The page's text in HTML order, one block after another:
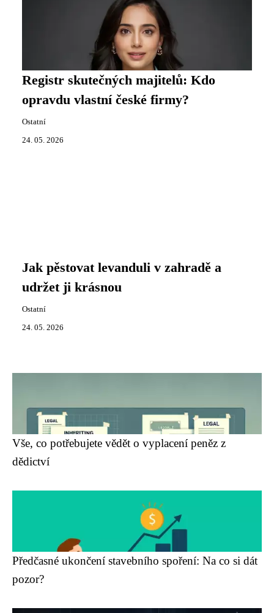
Registr skutečných majitelů: Kdo
opravdu vlastní české firmy?
Ostatní
24. 05. 2026
Jak pěstovat levanduli v zahradě a
udržet ji krásnou
Ostatní
24. 05. 2026
Vše, co potřebujete vědět o vyplacení peněz z
dědictví
Předčasné ukončení stavebního spoření: Na co si dát
pozor?